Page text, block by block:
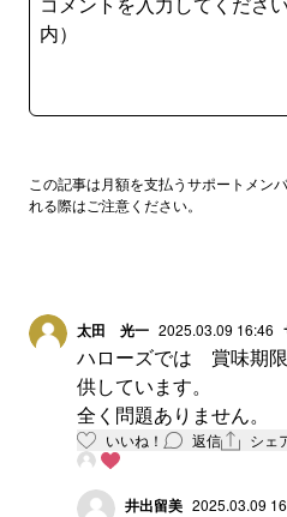
この記事は月額を支払うサポートメン
れる際はご注意ください。
太田 光一 2025.03.09 16:46
ハローズでは 賞味期
供しています。
全く問題ありません。
いいね！ 返信 シェ
井出留美 2025.03.09